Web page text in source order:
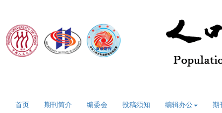
首页 期刊简介 编委会 投稿须知 编辑办公 期